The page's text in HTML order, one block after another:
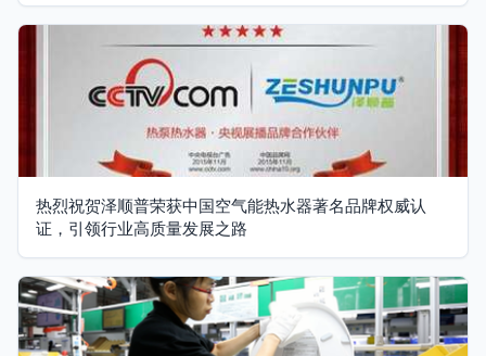
热烈祝贺泽顺普荣获中国空气能热水器著名品牌权威认
证，引领行业高质量发展之路